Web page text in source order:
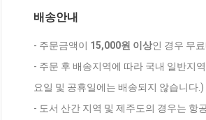
배송안내
- 주문금액이 15,000원 이상인 경우 무
- 주문 후 배송지역에 따라 국내 일반지
요일 및 공휴일에는 배송되지 않습니다.)
- 도서 산간 지역 및 제주도의 경우는 항